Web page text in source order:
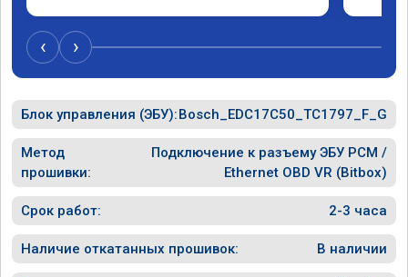
за авто, забрал. Раскрыть потенциал
прошивки по городу в полном объёме
возможности нет, но то, что есть изменения
за оказанную услугу.
‹ ›
Блок управления (ЭБУ):Bosch_EDC17C50_TC1797_F_G
Метод
прошивки:
Подключение к разъему ЭБУ PCM /
Ethernet OBD VR (Bitbox)
Срок работ: 2-3 часа
Наличие откатанных прошивок: В наличии